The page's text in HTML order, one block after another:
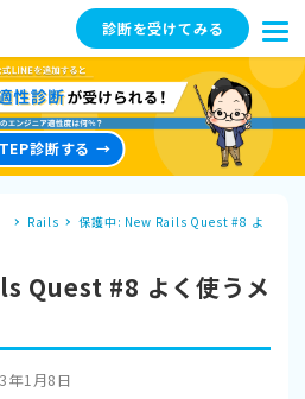
診断を受けてみる
診断する
Rails
保護中: New Rails Quest #8 よ
Quest #8 よく使うメ
年1月8日